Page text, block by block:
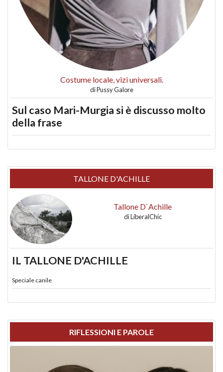
Costume locale, vizi universali.
diPussy Galore
Sul caso Mari-Murgia si è discusso molto
della frase
TALLONE D'ACHILLE
Tallone D`Achille
diLiberalChic
IL TALLONE D'ACHILLE
Speciale canile
RIFLESSIONI E PAROLE